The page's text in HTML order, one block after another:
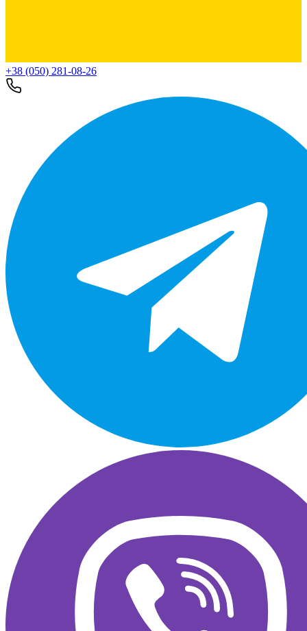
+38 (050) 281-08-26